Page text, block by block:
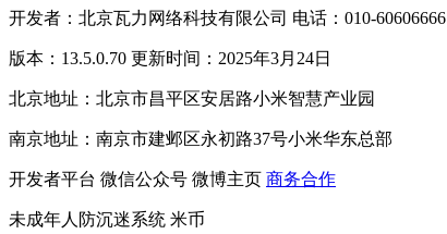
开发者：北京瓦力网络科技有限公司 电话：010-60606666
版本：13.5.0.70 更新时间：2025年3月24日
北京地址：北京市昌平区安居路小米智慧产业园
南京地址：南京市建邺区永初路37号小米华东总部
开发者平台 微信公众号 微博主页 商务合作
未成年人防沉迷系统 米币